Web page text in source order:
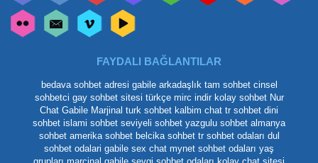
FAYDALI BAĞLANTILAR
bedava sohbet adresi gabile arkadaşlık tam sohbet cinsel
sohbetci gay sohbet sitesi türkçe mirc indir kolay sohbet Nur
Chat Gabile Marjinal turk sohbet kalbim chat tr sohbet dini
sohbet islami sohbet seviyeli sohbet yazgulu sohbet almanya
sohbet amerika sohbet belcika sohbet tr sohbet odaları dul
sohbet odalari gabile sex chat mynet sohbet odaları yaş